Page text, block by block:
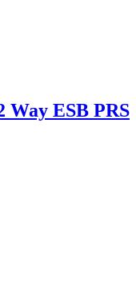
ESB PRS